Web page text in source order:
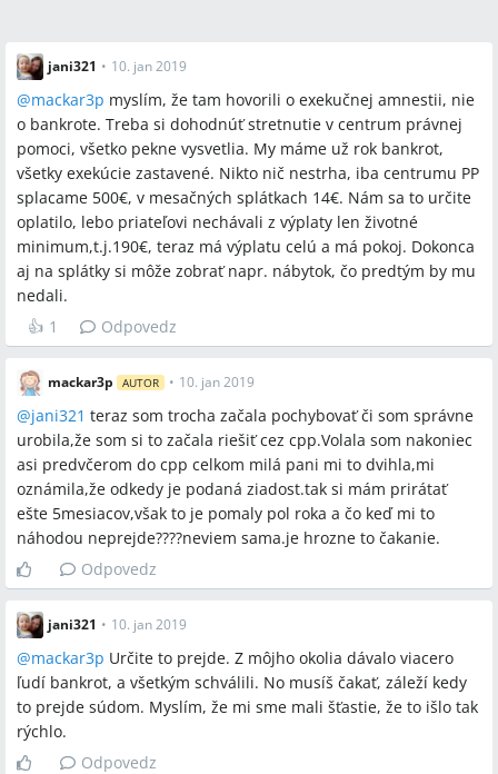
jani321 • 10. jan 2019
@mackar3p myslím, že tam hovorili o exekučnej amnestii, nie
o bankrote. Treba si dohodnúť stretnutie v centrum právnej
pomoci, všetko pekne vysvetlia. My máme už rok bankrot,
všetky exekúcie zastavené. Nikto nič nestrha, iba centrumu PP
splacame 500€, v mesačných splátkach 14€. Nám sa to určite
oplatilo, lebo priateľovi nechávali z výplaty len životné
minimum,t.j.190€, teraz má výplatu celú a má pokoj. Dokonca
aj na splátky si môže zobrať napr. nábytok, čo predtým by mu
nedali.
👍 1 Odpovedz
mackar3p AUTOR • 10. jan 2019
@jani321 teraz som trocha začala pochybovať či som správne
urobila,že som si to začala riešiť cez cpp.Volala som nakoniec
asi predvčerom do cpp celkom milá pani mi to dvihla,mi
oznámila,že odkedy je podaná ziadost.tak si mám prirátať
ešte 5mesiacov,však to je pomaly pol roka a čo keď mi to
náhodou neprejde????neviem sama.je hrozne to čakanie.
Odpovedz
jani321 • 10. jan 2019
@mackar3p Určite to prejde. Z môjho okolia dávalo viacero
ľudí bankrot, a všetkým schválili. No musíš čakať, záleží kedy
to prejde súdom. Myslím, že mi sme mali šťastie, že to išlo tak
rýchlo.
Odpovedz